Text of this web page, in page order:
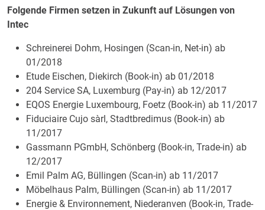
Folgende Firmen setzen in Zukunft auf Lösungen von
Intec
Schreinerei Dohm, Hosingen (Scan-in, Net-in) ab
01/2018
Etude Eischen, Diekirch (Book-in) ab 01/2018
204 Service SA, Luxemburg (Pay-in) ab 12/2017
EQOS Energie Luxembourg, Foetz (Book-in) ab 11/2017
Fiduciaire Cujo sàrl, Stadtbredimus (Book-in) ab
11/2017
Gassmann PGmbH, Schönberg (Book-in, Trade-in) ab
12/2017
Emil Palm AG, Büllingen (Scan-in) ab 11/2017
Möbelhaus Palm, Büllingen (Scan-in) ab 11/2017
Energie & Environnement, Niederanven (Book-in, Trade-